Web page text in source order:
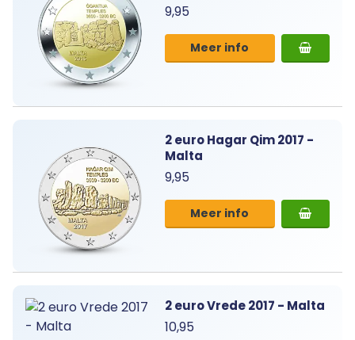
9,95
Meer info
2 euro Hagar Qim 2017 -
Malta
9,95
Meer info
2 euro Vrede 2017 - Malta
10,95